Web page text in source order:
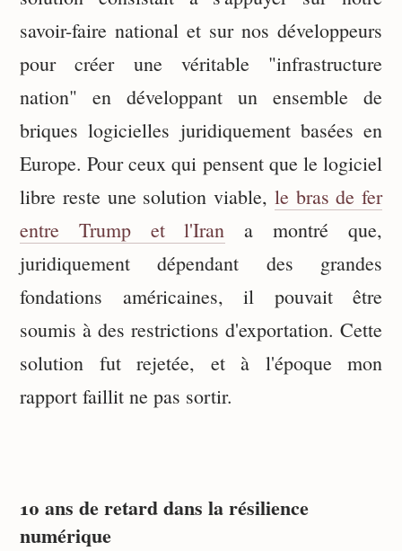
savoir-faire national et sur nos développeurs
pour créer une véritable "infrastructure
nation" en développant un ensemble de
briques logicielles juridiquement basées en
Europe. Pour ceux qui pensent que le logiciel
libre reste une solution viable, le bras de fer
entre Trump et l'Iran a montré que,
juridiquement dépendant des grandes
fondations américaines, il pouvait être
soumis à des restrictions d'exportation. Cette
solution fut rejetée, et à l'époque mon
rapport faillit ne pas sortir.
10 ans de retard dans la résilience
numérique